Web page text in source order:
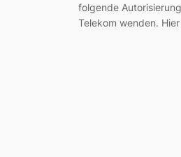
folgende
Telekom wenden.